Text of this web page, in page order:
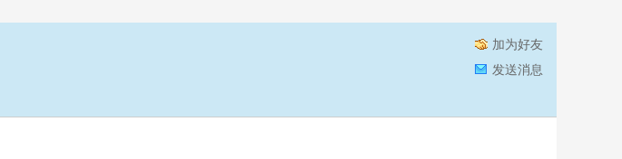
加为好友
发送消息